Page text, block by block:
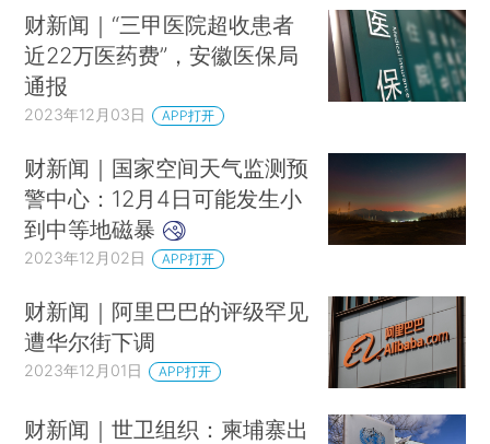
财新闻｜“三甲医院超收患者
近22万医药费”，安徽医保局
通报
2023年12月03日 APP打开
财新闻｜国家空间天气监测预
警中心：12月4日可能发生小
到中等地磁暴
2023年12月02日 APP打开
财新闻｜阿里巴巴的评级罕见
遭华尔街下调
2023年12月01日 APP打开
财新闻｜世卫组织：柬埔寨出